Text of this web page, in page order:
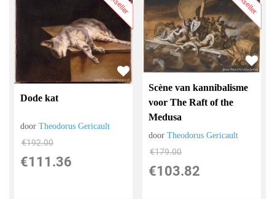
Dode kat
doorTheodorus Gericault
€192.00
€111.36
Scène van kannibalisme
voor The Raft of the
Medusa
doorTheodorus Gericault
€179.00
€103.82